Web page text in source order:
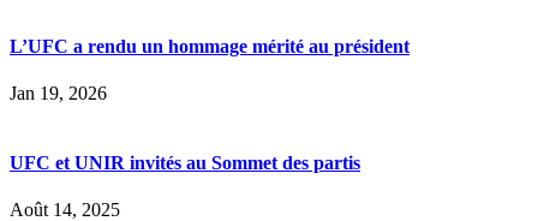
L’UFC a rendu un hommage mérité au président
Jan 19, 2026
UFC et UNIR invités au Sommet des partis
Août 14, 2025